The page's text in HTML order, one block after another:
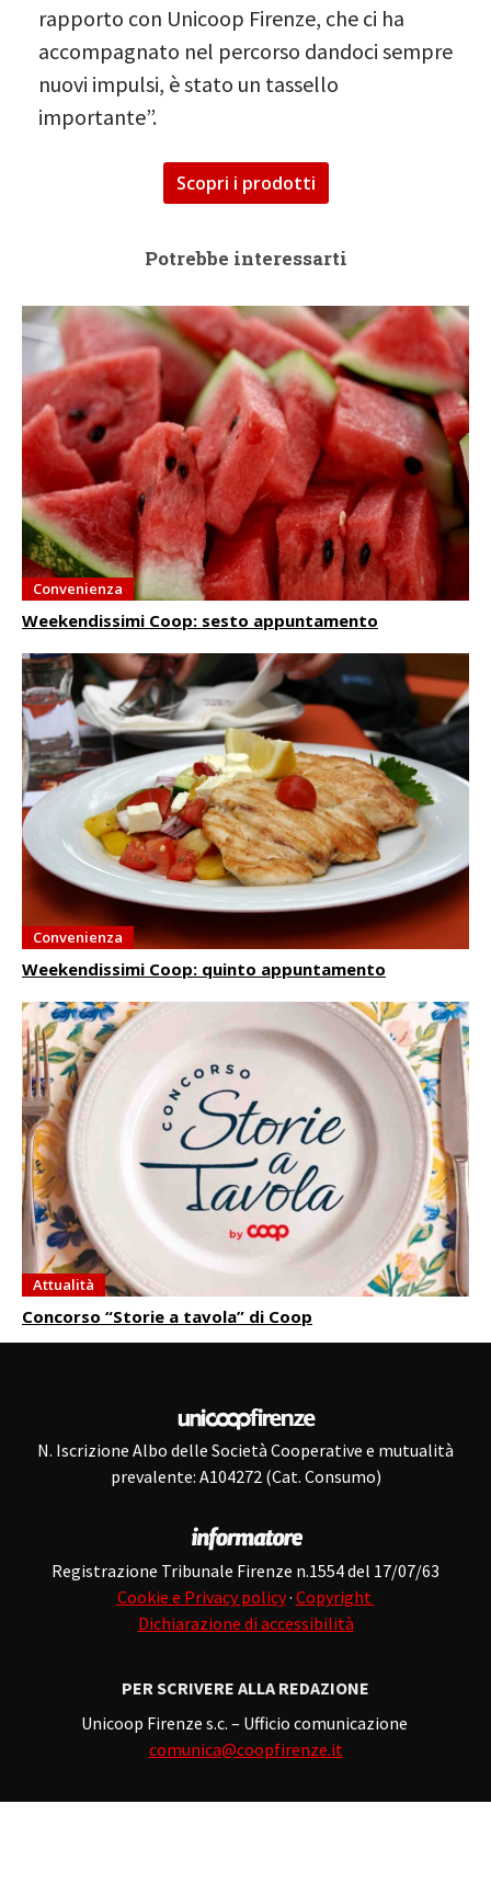
rapporto con Unicoop Firenze, che ci ha
accompagnato nel percorso dandoci sempre
nuovi impulsi, è stato un tassello
importante”.
Scopri i prodotti
Potrebbe interessarti
Convenienza
Weekendissimi Coop: sesto appuntamento
Convenienza
Weekendissimi Coop: quinto appuntamento
Attualità
Concorso “Storie a tavola” di Coop
N. Iscrizione Albo delle Società Cooperative e mutualità
prevalente: A104272 (Cat. Consumo)
Registrazione Tribunale Firenze n.1554 del 17/07/63
Cookie e Privacy policy· Copyright
Dichiarazione di accessibilità
PER SCRIVERE ALLA REDAZIONE
Unicoop Firenze s.c. – Ufficio comunicazione
comunica@coopfirenze.it